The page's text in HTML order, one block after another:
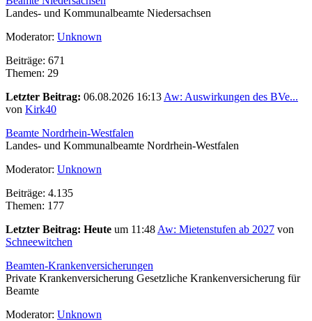
Landes- und Kommunalbeamte Niedersachsen
Moderator: Unknown
Beiträge: 671
Themen: 29
Letzter Beitrag: 06.08.2026 16:13 Aw: Auswirkungen des BVe...
von Kirk40
Beamte Nordrhein-Westfalen
Landes- und Kommunalbeamte Nordrhein-Westfalen
Moderator: Unknown
Beiträge: 4.135
Themen: 177
Letzter Beitrag: Heute um 11:48 Aw: Mietenstufen ab 2027 von
Schneewitchen
Beamten-Krankenversicherungen
Private Krankenversicherung Gesetzliche Krankenversicherung für
Beamte
Moderator: Unknown